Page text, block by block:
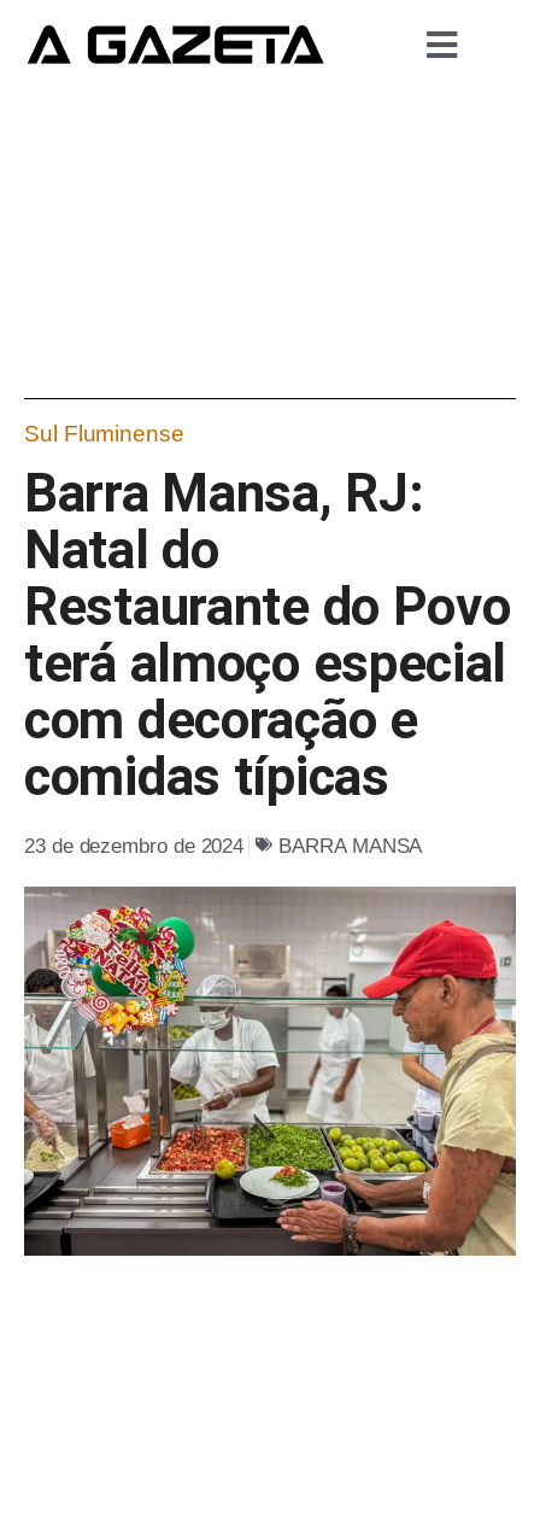
Sul Fluminense
Barra Mansa, RJ:
Natal do
Restaurante do Povo
terá almoço especial
com decoração e
comidas típicas
23 de dezembro de 2024 BARRA MANSA